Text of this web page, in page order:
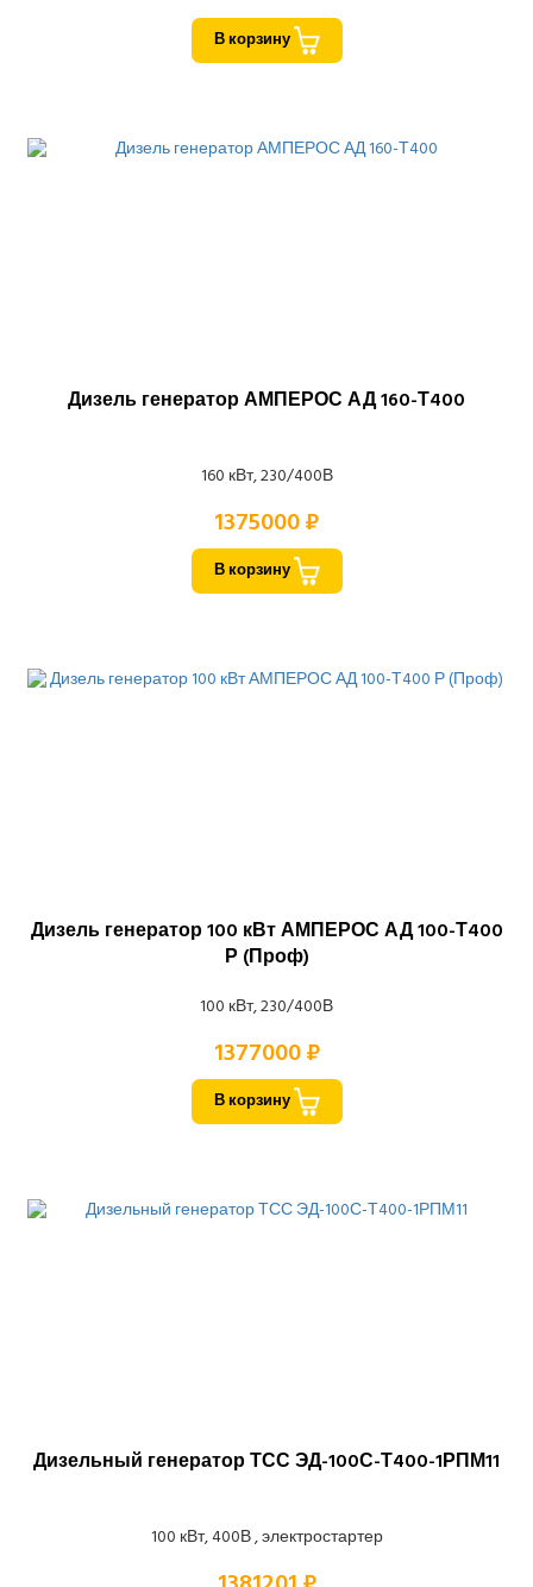
В корзину
Дизель генератор АМПЕРОС АД 160-Т400
160 кВт, 230/400В
1375000 ₽
В корзину
Дизель генератор 100 кВт АМПЕРОС АД 100-Т400
Р (Проф)
100 кВт, 230/400В
1377000 ₽
В корзину
Дизельный генератор ТСС ЭД-100С-Т400-1РПМ11
100 кВт, 400В , электростартер